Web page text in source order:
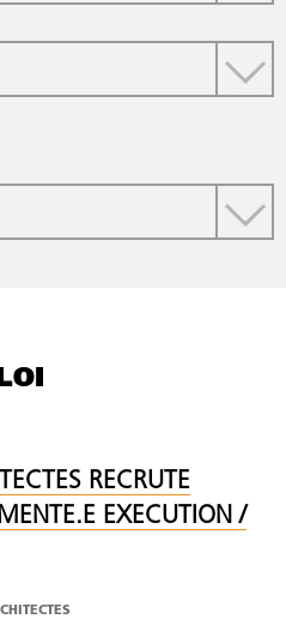
RECRUTE
EXECUTION /